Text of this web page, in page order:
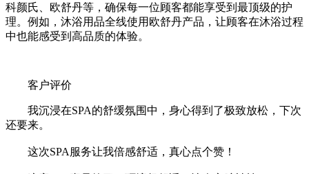
科颜氏、欧舒丹等，确保每一位顾客都能享受到最顶级的护
理。例如，沐浴用品全线使用欧舒丹产品，让顾客在沐浴过程
中也能感受到高品质的体验。
客户评价
我沉浸在SPA的舒缓氛围中，身心得到了极致放松，下次
还要来。
这次SPA服务让我倍感舒适，真心点个赞！